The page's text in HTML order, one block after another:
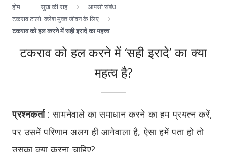
होम सुख की राह
आपसी संबंध
टकराव टालो: क्लेश मुक्त जीवन के लिए
टकराव को हल करने में सही इरादे का महत्त्व
टकराव को हल करने में ‘सही इरादे’ का क्या
महत्व है?
प्रश्नकर्ता: सामनेवाले का समाधान करने का हम प्रयत्न करें,
पर उसमें परिणाम अलग ही आनेवाला है, ऐसा हमें पता हो तो
उसका क्या करना चाहिए?